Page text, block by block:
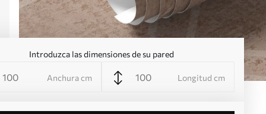
Introduzca las dimensiones de su pared
Anchura cm Longitud cm